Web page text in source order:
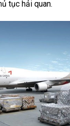
tục hải quan.